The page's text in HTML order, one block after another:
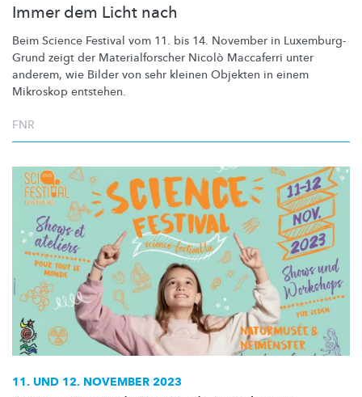
Immer dem Licht nach
Beim Science Festival vom 11. bis 14. November in Luxemburg-
Grund zeigt der Materialforscher Nicolò Maccaferri unter
anderem, wie Bilder von sehr kleinen Objekten in einem
Mikroskop entstehen.
FNR
11. UND 12. NOVEMBER 2023